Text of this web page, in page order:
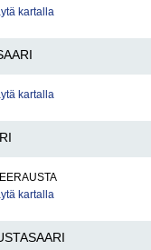
kartalla
kartalla
kartalla